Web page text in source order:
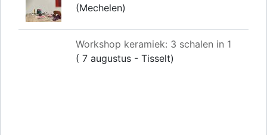
(Mechelen)
Workshop keramiek: 3 schalen in 1
( 7 augustus - Tisselt)